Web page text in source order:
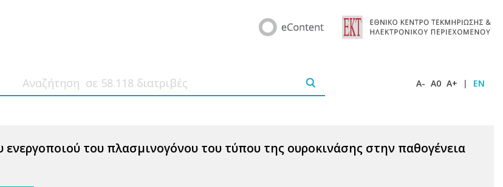
A- A0 A+ | EN
του πλασμινογόνου του τύπου της ουροκινάσης στην παθογένεια